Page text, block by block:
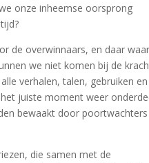
onze inheemse oorsprong
de overwinnaars, en daar
we niet komen bij de
verhalen, talen, gebruiken en
juiste moment weer
bewaakt door poortwachters
die samen met de